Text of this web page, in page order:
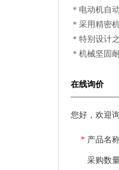
＊电动机自
＊采用精密
＊特别设计
＊机械坚固
在线询价
您好，欢迎
* 产品名称
采购数量